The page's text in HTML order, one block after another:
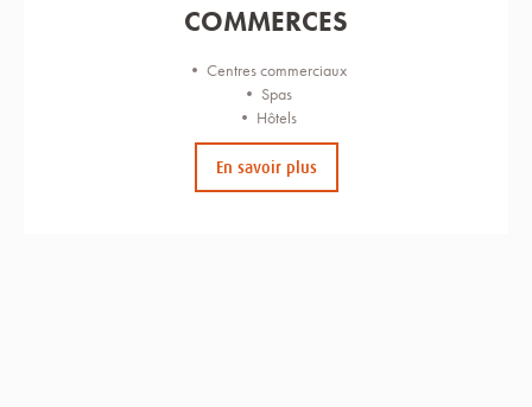
COMMERCES
• Centres commerciaux
• Spas
• Hôtels
En savoir plus